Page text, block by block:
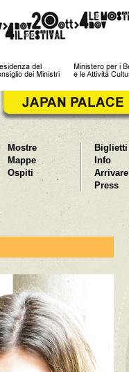
Mostre
Mappe
Ospiti
Biglietti
Info
Arrivare
Press